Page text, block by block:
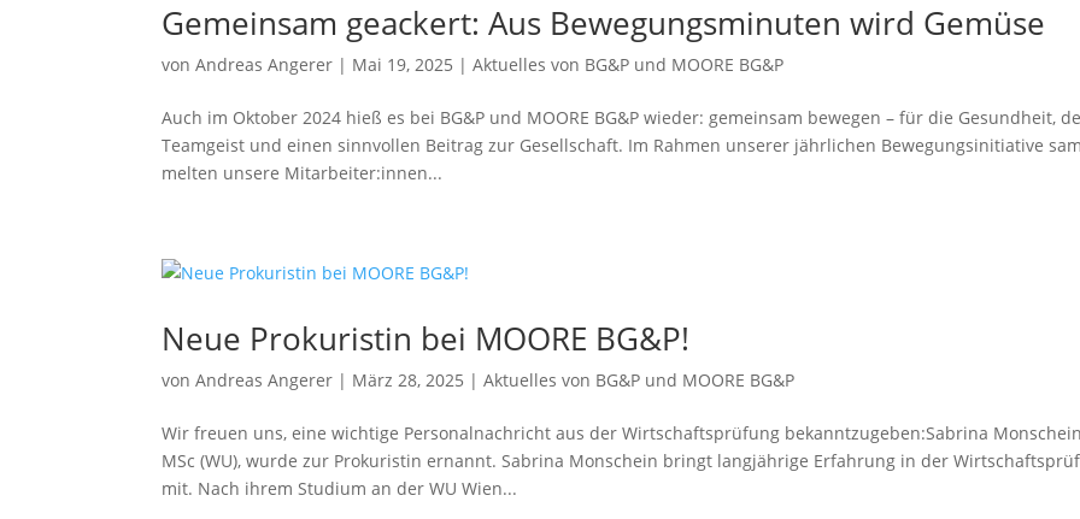
Gemeinsam geackert: Aus Bewegungsminuten wird Gemüse
vonAndreas Angerer | Mai 19, 2025 |Aktuelles von BG&P und MOORE BG&P
Auch im Oktober 2024 hieß es bei BG&P und MOORE BG&P wie­der: gemein­sam bewe­gen – für die Gesundheit,
Teamgeist und einen sinn­vol­len Beitrag zur Gesellschaft. Im Rahmen unse­rer jähr­li­chen Bewegungsinitiative
mel­ten unse­re Mitarbeiter:innen...
Neue Prokuristin bei MOORE BG&P!
vonAndreas Angerer | März 28, 2025 |Aktuelles von BG&P und MOORE BG&P
Wir freu­en uns, eine wich­ti­ge Personalnachricht aus der Wirtschaftsprüfung bekanntzugeben:Sabrina
MSc (WU), wur­de zur Prokuristin ernannt. Sabrina Monschein bringt lang­jäh­ri­ge Erfahrung in der
mit. Nach ihrem Studium an der WU Wien...